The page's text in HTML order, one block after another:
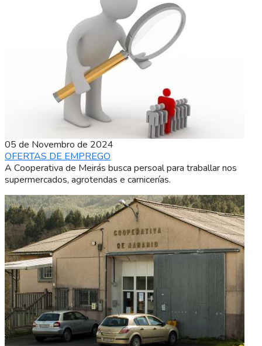
05 de Novembro de 2024
OFERTAS DE EMPREGO
A Cooperativa de Meirás busca persoal para traballar nos
supermercados, agrotendas e carnicerías.